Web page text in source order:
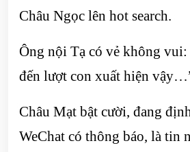
Châu Ngọc lên hot search.
Ông nội Tạ có vẻ không vui:
đến lượt con xuất hiện
Châu Mạt bật cười, đang
WeChat có thông báo, là tin